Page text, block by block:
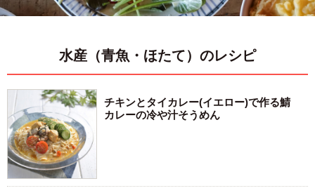
水産（青魚・ほたて）のレシピ
チキンとタイカレー(イエロー)で作る鯖
カレーの冷や汁そうめん